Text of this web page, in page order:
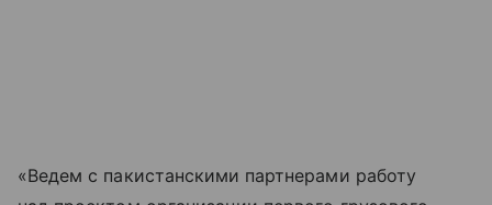
«Ведем с пакистанскими партнерами работу